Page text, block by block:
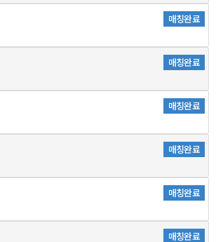
매칭완료
매칭완료
매칭완료
매칭완료
매칭완료
매칭완료